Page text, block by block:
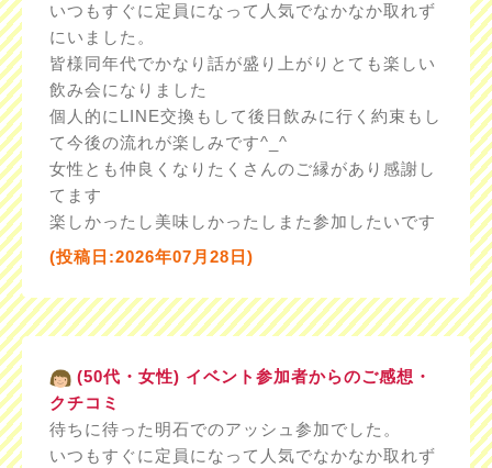
いつもすぐに定員になって人気でなかなか取れず
にいました。
皆様同年代でかなり話が盛り上がりとても楽しい
飲み会になりました
個人的にLINE交換もして後日飲みに行く約束もし
て今後の流れが楽しみです^_^
女性とも仲良くなりたくさんのご縁があり感謝し
てます
楽しかったし美味しかったしまた参加したいです
(投稿日:2026年07月28日)
(50代・女性) イベント参加者からのご感想・
クチコミ
待ちに待った明石でのアッシュ参加でした。
いつもすぐに定員になって人気でなかなか取れず